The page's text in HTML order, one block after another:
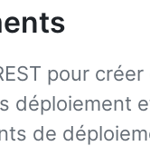
pour créer
déploiement
de